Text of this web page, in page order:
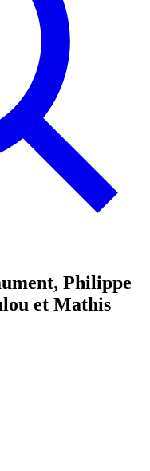
Philippe
et Mathis